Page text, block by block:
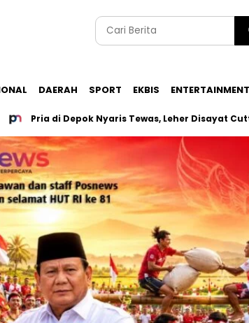
DAERAH SPORT EKBIS ENTERTAINMENT
di Depok Nyaris Tewas, Leher Disayat Cutter Saat